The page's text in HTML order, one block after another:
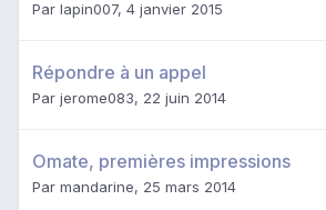
Par lapin007, 4 janvier 2015
Répondre à un appel
Par jerome083, 22 juin 2014
Omate, premières impressions
Par mandarine, 25 mars 2014